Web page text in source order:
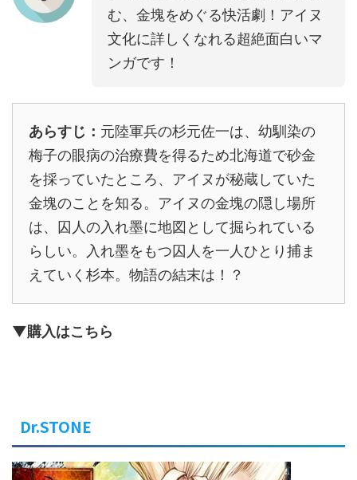
む、金塊をめぐる快活劇！アイヌ
文化に詳しくなれる超絶面白いマ
ンガです！
あらすじ： 元陸軍兵の杉元佐一は、幼馴染の
梅子の眼病の治療費を得るため北海道で砂金
を採っていたところ、アイヌが秘蔵していた
金塊のことを知る。アイヌの金塊の隠し場所
は、囚人の入れ墨に地図として掘られている
らしい。入れ墨をもつ囚人を一人ひとり捕ま
えていく杉本。物語の結末は！？
▼購入はこちら
Dr.STONE